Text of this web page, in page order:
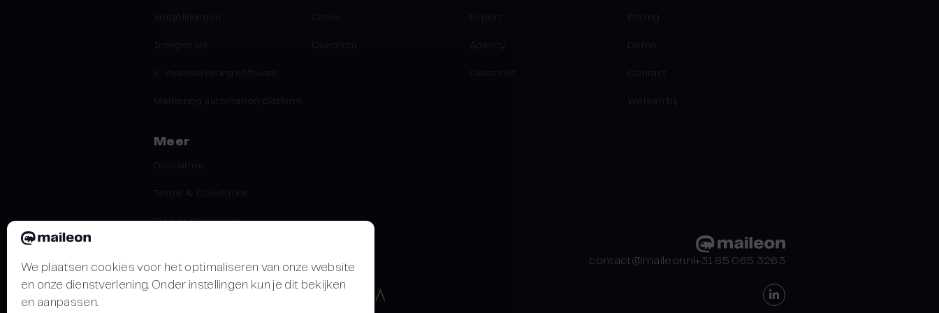
We plaatsen cookies voor het optimaliseren van onze website
en onze dienstverlening. Onder instellingen kun je dit bekijken
en aanpassen.
Vergelijkingen
Integraties
E-mailmarketing software
Marketing automation platform
Cases
Overzicht
Expert
Agency
Overzicht
Pricing
Demo
Contact
Werken bij
Meer
Disclaimer
Terms & Conditions
Privacy Statement
contact@maileon.nl+31 85 065 3263